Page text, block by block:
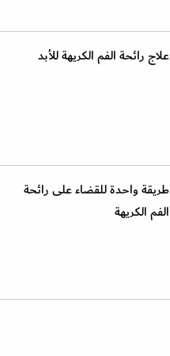
علاج رائحة الفم الكريهة للأبد
طريقة واحدة للقضاء على رائحة
الفم الكريهة